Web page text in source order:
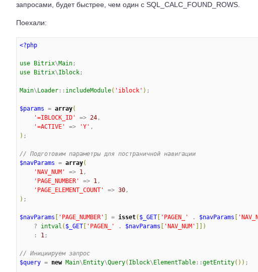
запросами, будет быстрее, чем один с SQL_CALC_FOUND_ROWS.
Поехали:
<?php
use Bitrix\Main
use Bitrix\ Iblock ;
Main\ Loader :: includeModule( ' iblock ' ) ;
$params = array(
'=IBLOCK_ID ' => 24 ,
'=ACTIVE ' => 'Y '
) ;
// Подготовим параметры для постраничной навигации
$navParams = array(
'NAV_NUM ' => 1 ,
' PAGE_NUMBER ' => 1 ,
' PAGE_ELEMENT_COUNT ' => 30
) ;
$navParams [ ' PAGE_NUMBER ' ] = isset( $_GET [ ' PAGEN_ ' . $navParams [ '
    ?
intval ( $_GET [ ' PAGEN_ ' . $navParams [ 'NAV_NUM ' ] ] )
    :
1 ;
// Инициируем запрос
$query = new Main\ Entity\Query( Iblock\ ElementTable ::getEntity( ) ) ;